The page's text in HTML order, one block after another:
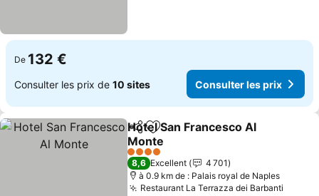
De 132 €
Consulter les prix de 10 sites Consulter les prix
PartagerAjouter à mes favoris
Hotel San Francesco Al
Monte
Consulter les prix
4 Étoiles
8,6 Excellent
4 701
à 0.9 km de : Palais royal de Naples
Restaurant La Terrazza dei Barbanti